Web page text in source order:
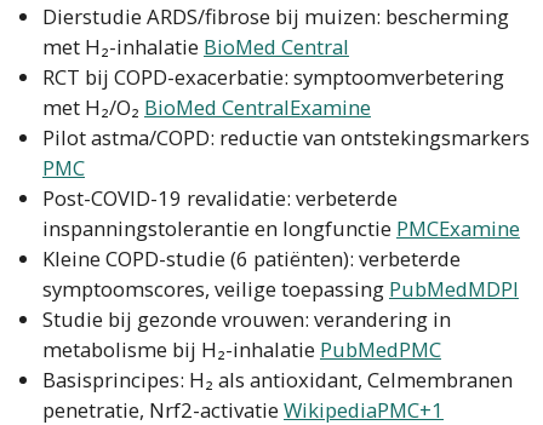
Dierstudie ARDS/fibrose bij muizen: bescherming
met H₂-inhalatie BioMed Central
RCT bij COPD-exacerbatie: symptoomverbetering
met H₂/O₂ BioMed CentralExamine
Pilot astma/COPD: reductie van ontstekingsmarkers
PMC
Post-COVID-19 revalidatie: verbeterde
inspanningstolerantie en longfunctie PMCExamine
Kleine COPD-studie (6 patiënten): verbeterde
symptoomscores, veilige toepassing PubMedMDPI
Studie bij gezonde vrouwen: verandering in
metabolisme bij H₂-inhalatie PubMedPMC
Basisprincipes: H₂ als antioxidant, Celmembranen
penetratie, Nrf2-activatieWikipediaPMC+1